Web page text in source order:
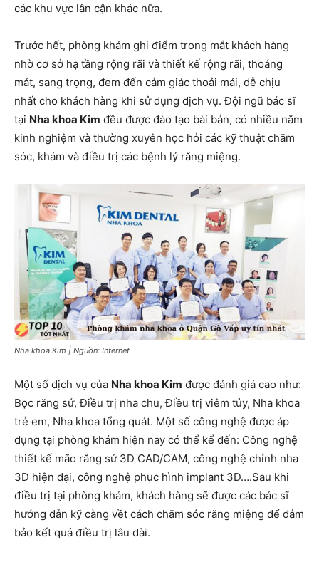
các khu vực lân cận khác nữa.
Trước hết, phòng khám ghi điểm trong mắt khách hàng
nhờ cơ sở hạ tầng rộng rãi và thiết kế rộng rãi, thoáng
mát, sang trọng, đem đến cảm giác thoải mái, dễ chịu
nhất cho khách hàng khi sử dụng dịch vụ. Đội ngũ bác sĩ
tại Nha khoa Kim đều được đào tạo bài bản, có nhiều năm
kinh nghiệm và thường xuyên học hỏi các kỹ thuật chăm
sóc, khám và điều trị các bệnh lý răng miệng.
Nha khoa Kim | Nguồn: Internet
Một số dịch vụ của Nha khoa Kim được đánh giá cao như:
Bọc răng sứ, Điều trị nha chu, Điều trị viêm tủy, Nha khoa
trẻ em, Nha khoa tổng quát. Một số công nghệ được áp
dụng tại phòng khám hiện nay có thể kể đến: Công nghệ
thiết kế mão răng sứ 3D CAD/CAM, công nghệ chỉnh nha
3D hiện đại, công nghệ phục hình implant 3D….Sau khi
điều trị tại phòng khám, khách hàng sẽ được các bác sĩ
hướng dẫn kỹ càng vềt cách chăm sóc răng miệng để đảm
bảo kết quả điều trị lâu dài.